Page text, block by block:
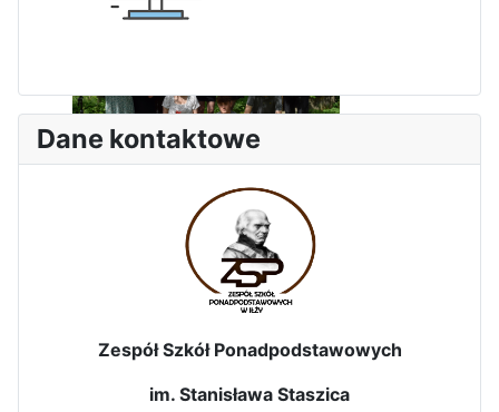
Dni Leśmianowskie 2026
Dane kontaktowe
Zespół Szkół Ponadpodstawowych
im. Stanisława Staszica